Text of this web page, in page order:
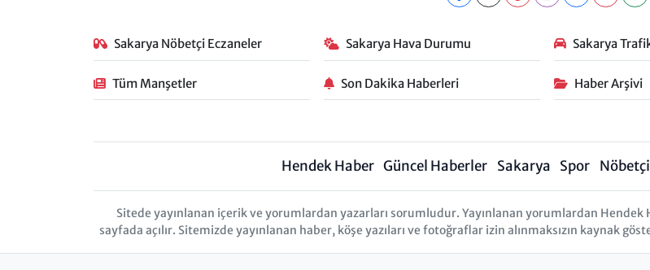
Sakarya Nöbetçi Eczaneler Sakarya Hava Durumu Sakarya
Tüm Manşetler Son Dakika Haberleri Haber Arşivi
Hendek Haber Güncel Haberler Sakarya Spor
Sitede yayınlanan içerik ve yorumlardan yazarları sorumludur. Yayınlanan yorumlardan
sayfada açılır. Sitemizde yayınlanan haber, köşe yazıları ve fotoğraflar izin alınmaksızın kaynak